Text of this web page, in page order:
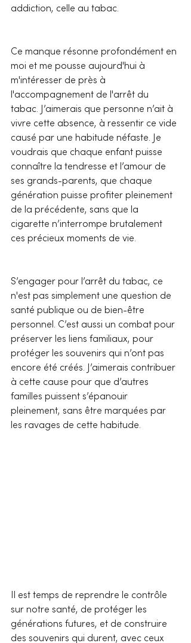
addiction, celle au tabac.
Ce manque résonne profondément en
moi et me pousse aujourd'hui à
m'intéresser de près à
l'accompagnement de l'arrêt du
tabac. J’aimerais que personne n’ait à
vivre cette absence, à ressentir ce vide
causé par une habitude néfaste. Je
voudrais que chaque enfant puisse
connaître la tendresse et l’amour de
ses grands-parents, que chaque
génération puisse profiter pleinement
de la précédente, sans que la
cigarette n’interrompe brutalement
ces précieux moments de vie.
S’engager pour l’arrêt du tabac, ce
n'est pas simplement une question de
santé publique ou de bien-être
personnel. C’est aussi un combat pour
préserver les liens familiaux, pour
protéger les souvenirs qui n’ont pas
encore été créés. J’aimerais contribuer
à cette cause pour que d’autres
familles puissent s’épanouir
pleinement, sans être marquées par
les ravages de cette habitude.
Il est temps de reprendre le contrôle
sur notre santé, de protéger les
générations futures, et de construire
des souvenirs qui durent, avec ceux